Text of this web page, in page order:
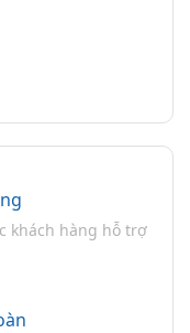
khách hàng hỗ trợ